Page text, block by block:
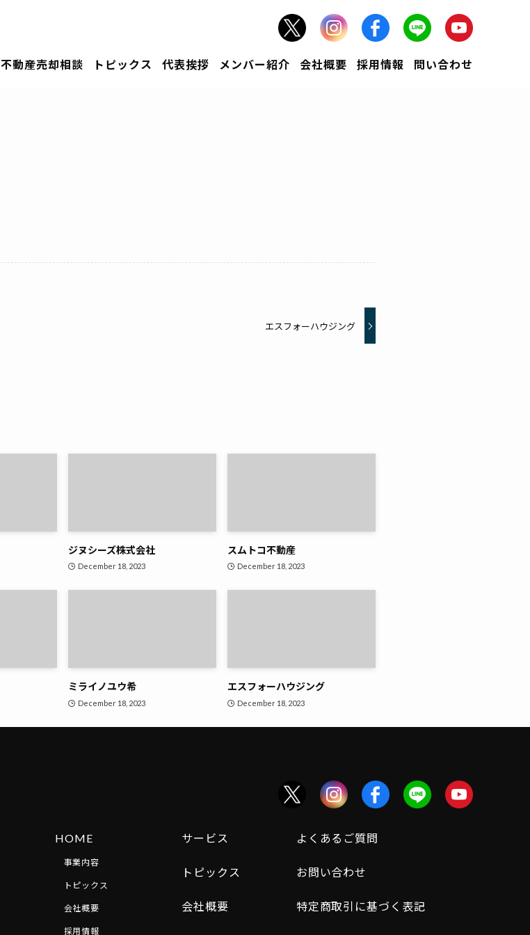
不動産売却相談 トピックス 代表挨拶 メンバー紹介 会社概要 採用情報 問い合わせ
エスフォーハウジング
ジヌシーズ株式会社
December 18, 2023
スムトコ不動産
December 18, 2023
ミライノユウ希
December 18, 2023
エスフォーハウジング
December 18, 2023
HOME
事業内容
トピックス
会社概要
採用情報
サービス
トピックス
会社概要
よくあるご質問
お問い合わせ
特定商取引に基づく表記